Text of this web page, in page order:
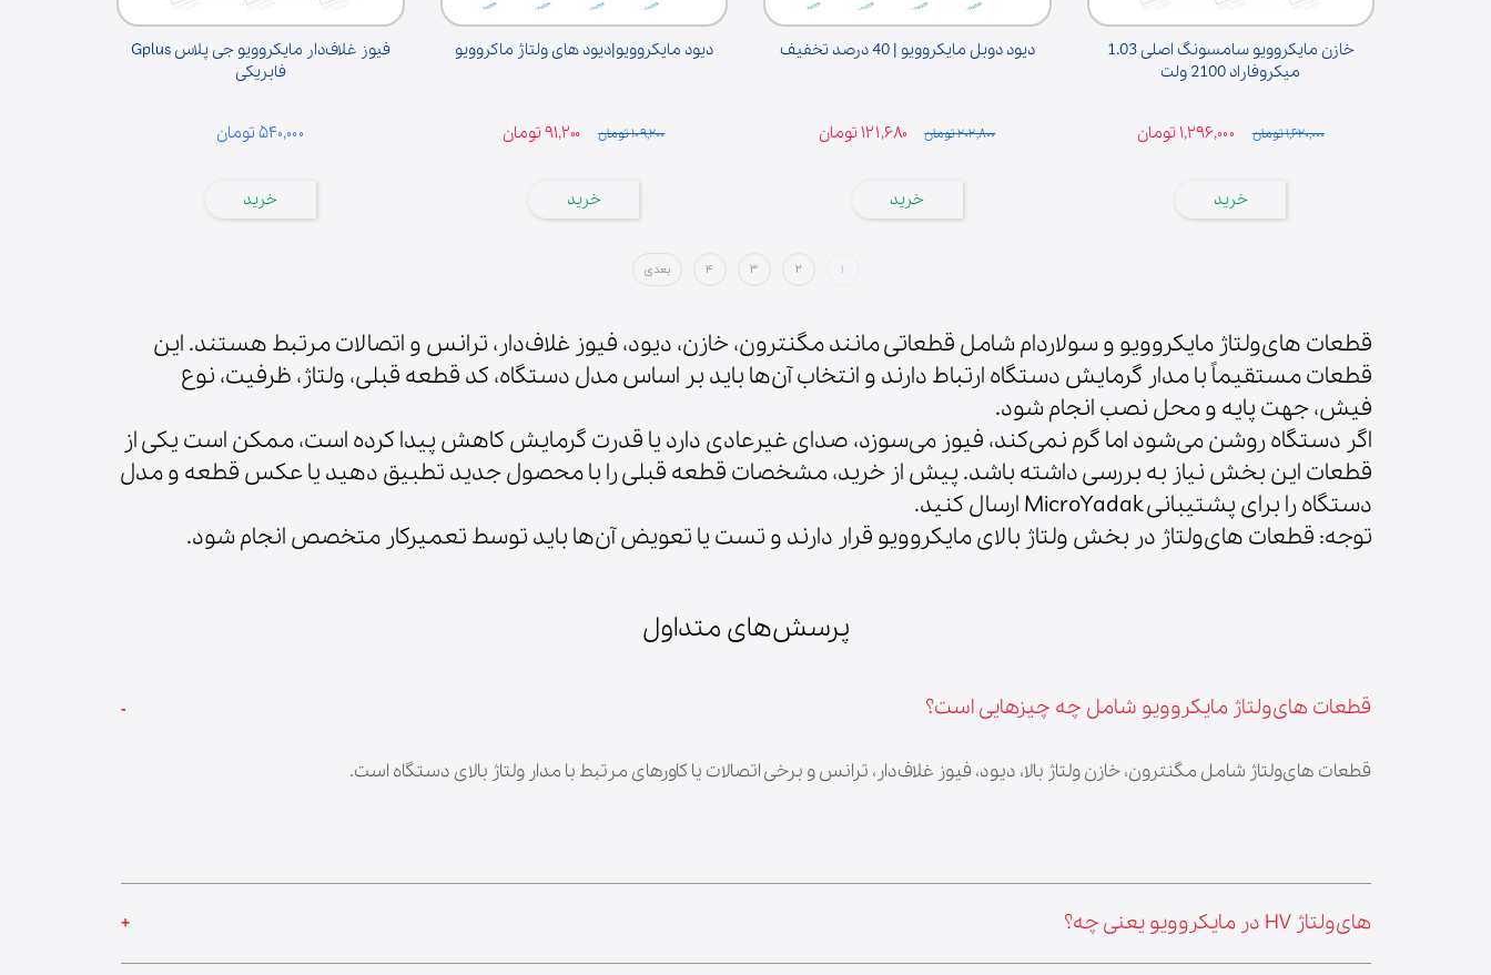
خازن مایکروویو سامسونگ اصلی 1.03
میکروفاراد 2100 ولت
۱,۶۲۰,۰۰۰ تومان ۱,۲۹۶,۰۰۰ تومان
خرید
دیود دوبل مایکروویو | 40 درصد تخفیف
۲۰۲,۸۰۰ تومان ۱۲۱,۶۸۰ تومان
خرید
دیود مایکروویو|دیود های ولتاژ ماکروویو
۱۰۹,۲۰۰ تومان ۹۱,۲۰۰ تومان
خرید
فیوز غلاف‌دار مایکروویو جی پلاس Gplus
فابریکی
۵۴۰,۰۰۰ تومان
خرید
۱ ۲ ۳ ۴ بعدی
قطعات های‌ولتاژ مایکروویو و سولاردام شامل قطعاتی مانند مگنترون، خازن، دیود، فیوز غلاف‌دار، ترانس و اتصالات مرتبط هستند. این
قطعات مستقیماً با مدار گرمایش دستگاه ارتباط دارند و انتخاب آن‌ها باید بر اساس مدل دستگاه، کد قطعه قبلی، ولتاژ، ظرفیت، نوع
فیش، جهت پایه و محل نصب انجام شود.
اگر دستگاه روشن می‌شود اما گرم نمی‌کند، فیوز می‌سوزد، صدای غیرعادی دارد یا قدرت گرمایش کاهش پیدا کرده است، ممکن است یکی از
قطعات این بخش نیاز به بررسی داشته باشد. پیش از خرید، مشخصات قطعه قبلی را با محصول جدید تطبیق دهید یا عکس قطعه و مدل
دستگاه را برای پشتیبانی MicroYadak ارسال کنید.
توجه: قطعات های‌ولتاژ در بخش ولتاژ بالای مایکروویو قرار دارند و تست یا تعویض آن‌ها باید توسط تعمیرکار متخصص انجام شود.​​​​​​​
پرسش‌های متداول
قطعات های‌ولتاژ مایکروویو شامل چه چیزهایی است؟
قطعات های‌ولتاژ شامل مگنترون، خازن ولتاژ بالا، دیود، فیوز غلاف‌دار، ترانس و برخی اتصالات یا کاورهای مرتبط با مدار ولتاژ بالای دستگاه است.
های‌ولتاژ HV در مایکروویو یعنی چه؟